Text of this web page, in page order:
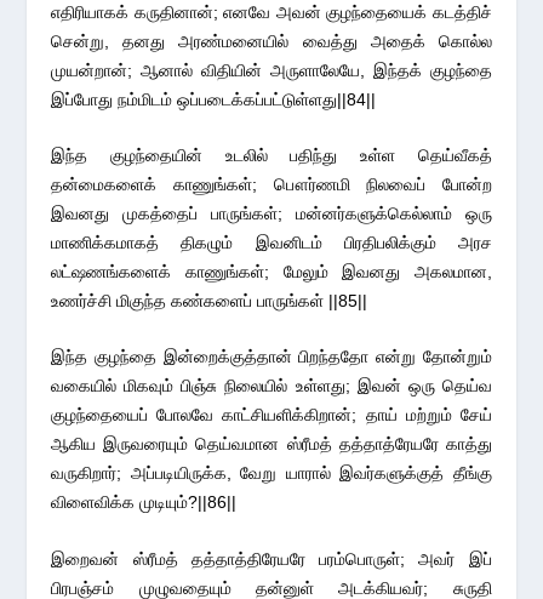
எதிரியாகக் கருதினான்; எனவே அவன் குழந்தையைக் கடத்திச்
சென்று, தனது அரண்மனையில் வைத்து அதைக் கொல்ல
முயன்றான்; ஆனால் விதியின் அருளாலேயே, இந்தக் குழந்தை
இப்போது நம்மிடம் ஒப்படைக்கப்பட்டுள்ளது||84||
இந்த குழந்தையின் உடலில் பதிந்து உள்ள தெய்வீகத்
தன்மைகளைக் காணுங்கள்; பௌர்ணமி நிலவைப் போன்ற
இவனது முகத்தைப் பாருங்கள்; மன்னர்களுக்கெல்லாம் ஒரு
மாணிக்கமாகத் திகழும் இவனிடம் பிரதிபலிக்கும் அரச
லட்ஷணங்களைக் காணுங்கள்; மேலும் இவனது அகலமான,
உணர்ச்சி மிகுந்த கண்களைப் பாருங்கள் ||85||
இந்த குழந்தை இன்றைக்குத்தான் பிறந்ததோ என்று தோன்றும்
வகையில் மிகவும் பிஞ்சு நிலையில் உள்ளது; இவன் ஒரு தெய்வ
குழந்தையைப் போலவே காட்சியளிக்கிறான்; தாய் மற்றும் சேய்
ஆகிய இருவரையும் தெய்வமான ஸ்ரீமத் தத்தாத்ரேயரே காத்து
வருகிறார்; அப்படியிருக்க, வேறு யாரால் இவர்களுக்குத் தீங்கு
விளைவிக்க முடியும்?||86||
இறைவன் ஸ்ரீமத் தத்தாத்திரேயரே பரம்பொருள்; அவர் இப்
பிரபஞ்சம் முழுவதையும் தன்னுள் அடக்கியவர்; சுருதி